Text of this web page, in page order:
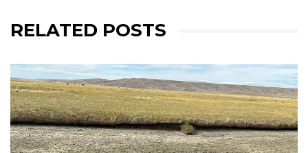
RELATED POSTS